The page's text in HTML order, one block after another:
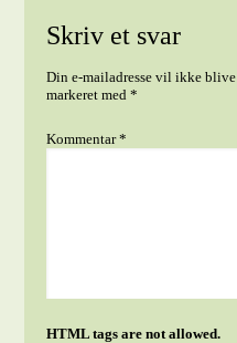
Skriv et svar
Din e-mailadresse vil ikke
markeret med*
Kommentar*
HTML tags are not allowed.